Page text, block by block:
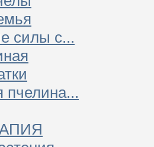
силы с...
пчелина...